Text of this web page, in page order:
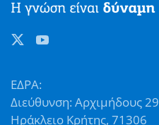
ΕΔΡΑ:
Διεύθυνση: Αρχιμήδους 29
Ηράκλειο Κρήτης, 71306